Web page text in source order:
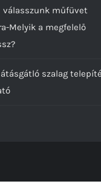
válasszunk műfüvet
Melyik a megfelelő
szalag